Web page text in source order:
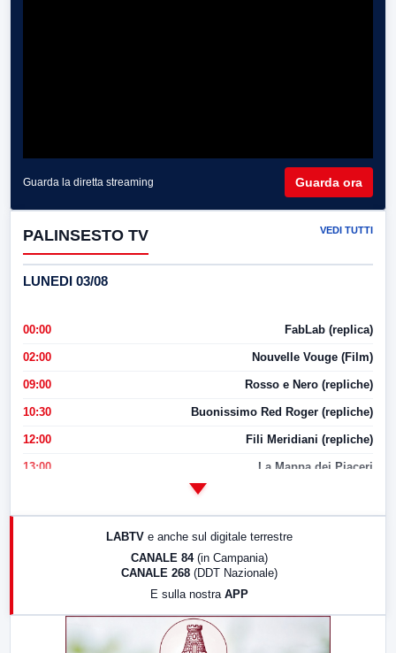
Guarda la diretta streaming Guarda ora
PALINSESTO TV VEDI TUTTI
LUNEDI 03/08
00:00 FabLab (replica)
02:00 Nouvelle Vouge (Film)
09:00 Rosso e Nero (repliche)
10:30 Buonissimo Red Roger (repliche)
12:00 Fili Meridiani (repliche)
13:00 La Mappa dei Piaceri
17:00 LabNews (replica)
LABTV e anche sul digitale terrestre
CANALE 84 (in Campania)
CANALE 268 (DDT Nazionale)
E sulla nostra APP